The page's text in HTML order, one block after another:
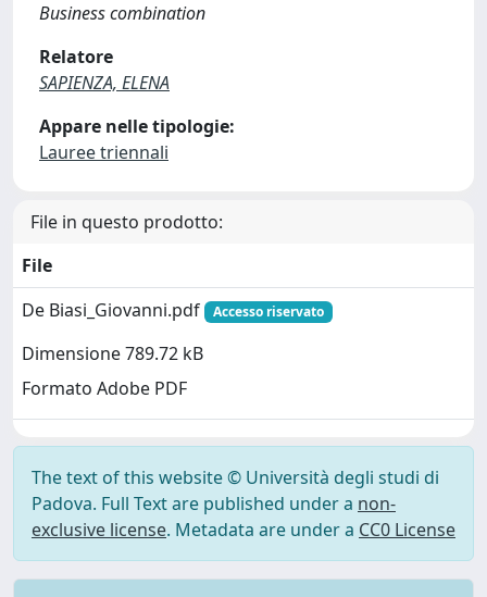
Business combination
Relatore
SAPIENZA, ELENA
Appare nelle tipologie:
Lauree triennali
File in questo prodotto:
File
De Biasi_Giovanni.pdf
Accesso riservato
Dimensione 789.72 kB
Formato Adobe PDF
The text of this website © Università degli studi di
Padova. Full Text are published under a non-
exclusive license. Metadata are under a CC0 License